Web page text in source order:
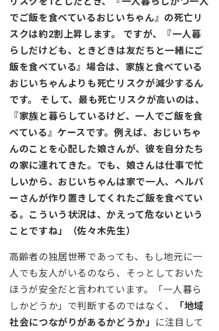
でご飯を食べているおじいちゃん』の死亡リ
スクは約2割上昇します。
ですが、『一人暮
らしだけども、ときどきは友だちと一緒にご
飯を食べている』場合は、家族と食べている
おじいちゃんよりも死亡リスクが減少するん
です。
そして、最も死亡リスクが高いのは、
『家族と暮らしているけど、一人でご飯を食
べている』ケースです。例えば、おじいちゃ
んのことを心配した娘さんが、彼を自分たち
の家に連れてきた。でも、娘さんは仕事で忙
しいから、おじいちゃんは家で一人、ヘルパ
ーさんが作り置きしてくれたご飯を食べてい
る。こういう状況は、かえって危ないという
ことですね」（佐々木先生）
高齢者の独居世帯であっても、もし地元に一
人でも友人がいるのなら、そっとしておいた
ほうが安全だと言われています。「一人暮ら
しかどうか」で判断するのではなく、
「地域
社会につながりがあるかどうか」
に注目して